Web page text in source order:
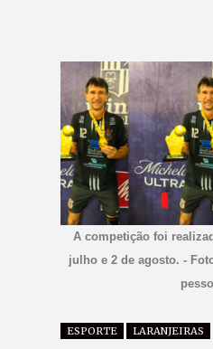
A competição foi
julho e 2 de agosto. -
ESPORTE LARANJEIRAS